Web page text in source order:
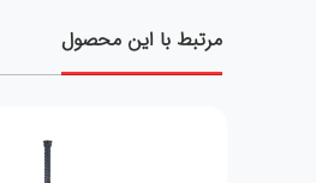
مرتبط با این محصول